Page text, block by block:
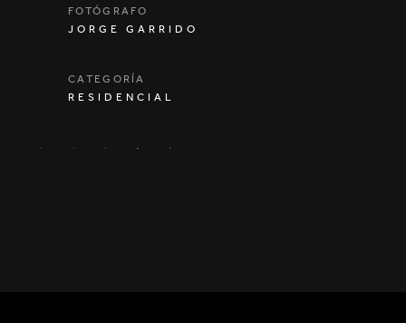
FOTÓGRAFO
JORGE GARRIDO
CATEGORÍA
RESIDENCIAL